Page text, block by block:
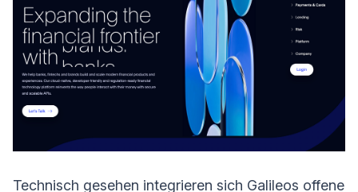
Technisch gesehen integrieren sich Galileos offene